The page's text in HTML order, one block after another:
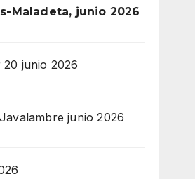
Maladeta, junio 2026
20 junio 2026
junio 2026